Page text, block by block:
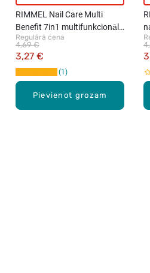
Pievienot grozam
RIMMEL Nail Care Multi
Benefit 7in1 multifunkcionāls
līdzeklis nagiem, 12ml
Regulārā cena
3,27 €
4,69 €
1